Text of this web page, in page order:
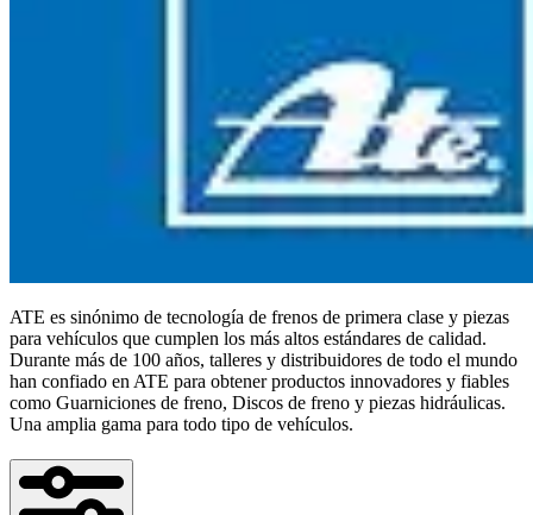
ATE es sinónimo de tecnología de frenos de primera clase y piezas
para vehículos que cumplen los más altos estándares de calidad.
Durante más de 100 años, talleres y distribuidores de todo el mundo
han confiado en ATE para obtener productos innovadores y fiables
como Guarniciones de freno, Discos de freno y piezas hidráulicas.
Una amplia gama para todo tipo de vehículos.